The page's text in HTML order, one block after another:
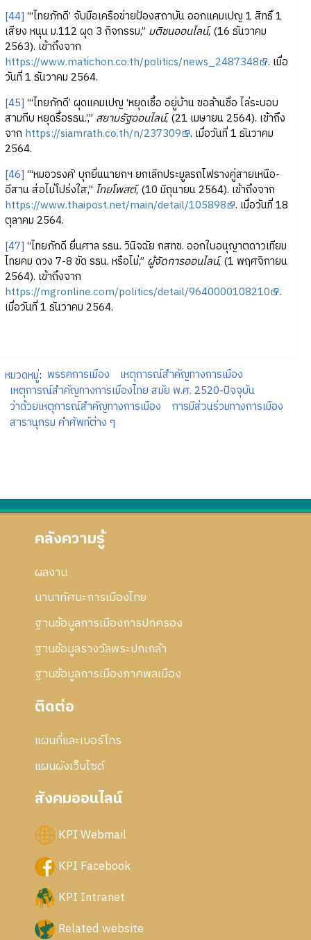
[44] “‘ไทยภักดี’ จับมือเครือข่ายป้องสถาบัน ออกแคมเปญ 1 สิทธิ์ 1
เสียง หนุน ม.112 ผุด 3 กิจกรรม,” มติชนออนไลน์, (16 ธันวาคม
2563). เข้าถึงจาก
https://www.matichon.co.th/politics/news_2487348 . เมื่อ
วันที่ 1 ธันวาคม 2564.
[45] “‘ไทยภักดี’ ผุดแคมเปญ ‘หยุดเชื้อ อยู่บ้าน ขอล้านชื่อ ไล่ระบอบ
สามกีบ หยุดรื้อรธน.’,” สยามรัฐออนไลน์, (21 เมษายน 2564). เข้าถึง
จาก https://siamrath.co.th/n/237309 . เมื่อวันที่ 1 ธันวาคม
2564.
[46] “‘หมอวรงค์’ บุกยื่นนายกฯ ยกเลิกประมูลรถไฟรางคู่สายเหนือ-
อีสาน ส่อไม่โปร่งใส,” ไทยโพสต์, (10 มิถุนายน 2564). เข้าถึงจาก
https://www.thaipost.net/main/detail/105898 . เมื่อวันที่ 18
ตุลาคม 2564.
[47] “ไทยภักดี ยื่นศาล รธน. วินิจฉัย กสทช. ออกใบอนุญาตดาวเทียม
ไทยคม ดวง 7-8 ขัด รธน. หรือไม่,” ผู้จัดการออนไลน์, (1 พฤศจิกายน
2564). เข้าถึงจาก
https://mgronline.com/politics/detail/9640000108210 .
เมื่อวันที่ 1 ธันวาคม 2564.
หมวดหมู่: พรรคการเมือง
เหตุการณ์สำคัญทางการเมือง
เหตุการณ์สำคัญทางการเมืองไทย สมัย พ.ศ. 2520-ปัจจุบัน
ว่าด้วยเหตุการณ์สำคัญทางการเมือง
การมีส่วนร่วมทางการเมือง
สารานุกรม คำศัพท์ต่าง ๆ
คลังความรู้
ผลงาน
นานาทัศนะการเมืองไทย
ฐานข้อมูลการเมืองการปกครอง
ฐานข้อมูลรางวัลพระปกเกล้า
ฐานข้อมูลการเมืองภาคพลเมือง
ติดต่อ
แผนที่และเบอร์โทร
แผนผังเว็บไซด์
สังคมออนไลน์
KPI Webmail
KPI Facebook
KPI Intranet
Related website